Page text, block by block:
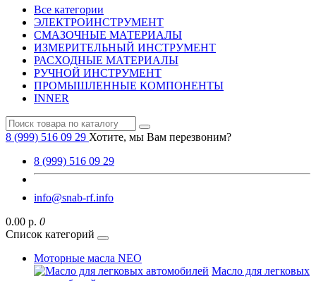
Все категории
ЭЛЕКТРОИНСТРУМЕНТ
СМАЗОЧНЫЕ МАТЕРИАЛЫ
ИЗМЕРИТЕЛЬНЫЙ ИНСТРУМЕНТ
РАСХОДНЫЕ МАТЕРИАЛЫ
РУЧНОЙ ИНСТРУМЕНТ
ПРОМЫШЛЕННЫЕ КОМПОНЕНТЫ
INNER
8 (999) 516 09 29 Хотите, мы Вам перезвоним?
8 (999) 516 09 29
info@snab-rf.info
0.00 р. 0
Список категорий
Моторные масла NEO
Масло для легковых